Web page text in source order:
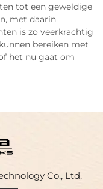
tot een geweldige
met daarin
is zo veerkrachtig
bereiken met
het nu gaat om
Co., Ltd.